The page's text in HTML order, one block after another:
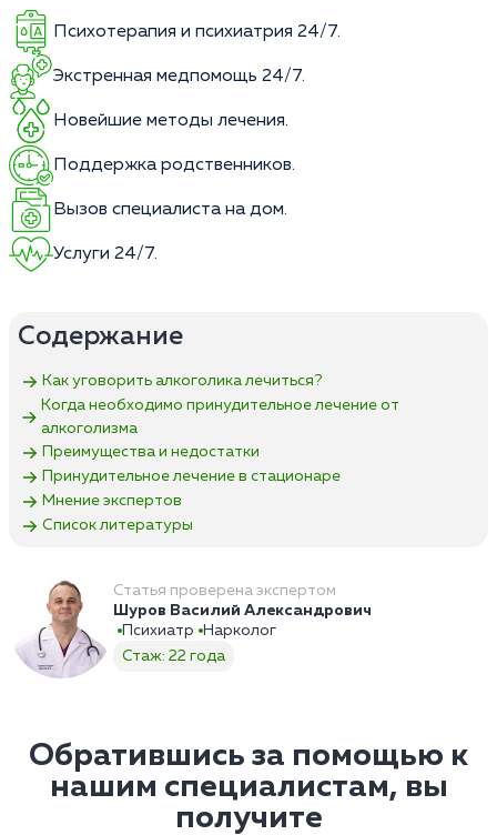
Психотерапия и психиатрия 24/7.
Экстренная медпомощь 24/7.
Новейшие методы лечения.
Поддержка родственников.
Вызов специалиста на дом.
Услуги 24/7.
Содержание
Как уговорить алкоголика лечиться?
Когда необходимо принудительное лечение от
алкоголизма
Преимущества и недостатки
Принудительное лечение в стационаре
Мнение экспертов
Список литературы
Статья проверена экспертом
Шуров Василий Александрович
Психиатр
Нарколог
Стаж: 22 года
Обратившись за помощью к
нашим специалистам, вы
получите